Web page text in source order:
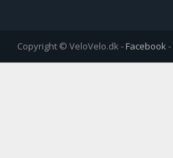
Copyright © VeloVelo.dk - Facebook -